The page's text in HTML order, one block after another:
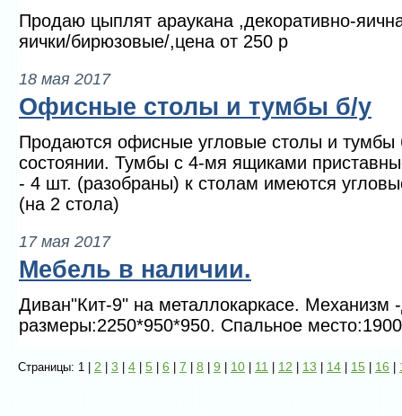
Продаю цыплят араукана ,декоративно-
яички/бирюзовые/,цена от 250 р
18 мая 2017
Офисные столы и тумбы б/у
Продаются офисные угловые столы и тумбы
состоянии. Тумбы с 4-мя ящиками
- 4 шт. (разобраны) к столам имеются
(на 2 стола)
17 мая 2017
Мебель в наличии.
Диван"Кит-9" на металлокаркасе.
размеры:2250*950*950. Спальное
Страницы: 1 |2|3|4| 5|6 |7|8| 9 | 10|11 |12 | 13|14| 15| 16|